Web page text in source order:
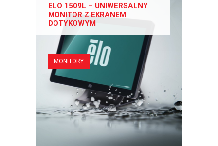
ELO 1509L – UNIWERSALNY
MONITOR Z EKRANEM
DOTYKOWYM
MONITORY